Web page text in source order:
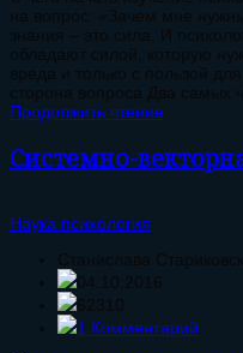
на вопрос: «Зачем мне
знания – это сила. И
обладают силой, которую
вреда и только с пользой
сторона вопроса Два самых
Продолжить чтение
Системно-
Наука психология
Станислава
04.10.2016
62310
1 Комментарий